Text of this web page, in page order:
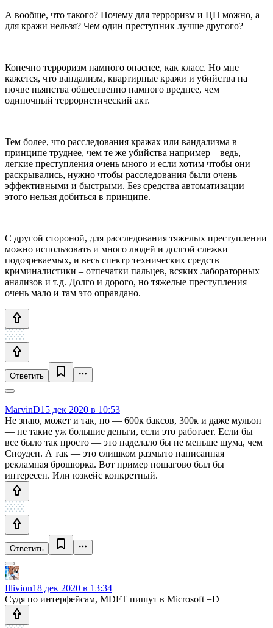
А вообще, что такого? Почему для терроризм и ЦП можно, а
для кражи нельзя? Чем один преступник лучше другого?
Конечно терроризм намного опаснее, как класс. Но мне
кажется, что вандализм, квартирные кражи и убийства на
почве пьянства общественно намного вреднее, чем
одиночный террористический акт.
Тем более, что расследования кражах или вандализма в
принципе труднее, чем те же убийства например – ведь,
легкие преступления очень много и если хотим чтобы они
раскрывались, нужно чтобы расследования были очень
эффективными и быстрыми. Без средства автоматизации
этого нельзя добиться в принципе.
С другой стороной, для расследования тяжелых преступлении
можно использовать и много людей и долгой слежки
подозреваемых, и весь спектр технических средств
криминалистики – отпечатки пальцев, всяких лабораторных
анализов и т.д. Долго и дорого, но тяжелые преступления
очень мало и там это оправдано.
Ответить
MarvinD15 дек 2020 в 10:53
Не знаю, может и так, но — 600к баксов, 300к и даже мульон
— не такие уж большие деньги, если это работает. Если бы
все было так просто — это наделало бы не меньше шума, чем
Сноуден. А так — это слишком размыто написанная
рекламная брошюрка. Вот пример пошагово был бы
интересен. Или юзкейс конкретный.
Ответить
Illivion18 дек 2020 в 13:34
Судя по интерфейсам, MDFT пишут в Microsoft =D